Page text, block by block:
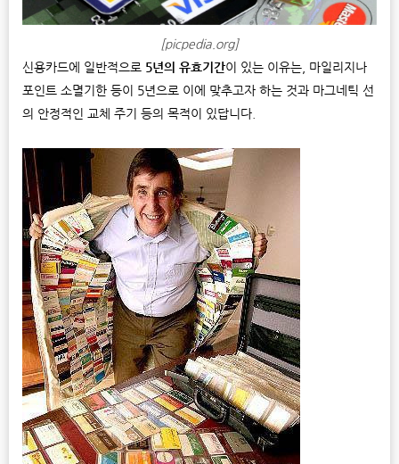
[picpedia.org]
신용카드에 일반적으로 5년의 유효기간이 있는 이유는, 마일리지나
포인트 소멸기한 등이 5년으로 이에 맞추고자 하는 것과 마그네틱 선
의 안정적인 교체 주기 등의 목적이 있답니다.